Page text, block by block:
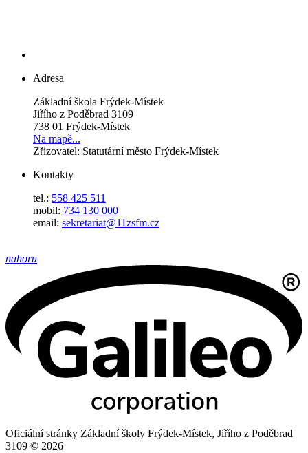
Adresa
Základní škola Frýdek-Místek
Jiřího z Poděbrad 3109
738 01 Frýdek-Místek
Na mapě...
Zřizovatel: Statutární město Frýdek-Místek
Kontakty
tel.: 558 425 511
mobil: 734 130 000
email: sekretariat@11zsfm.cz
nahoru
Oficiální stránky Základní školy Frýdek-Místek, Jiřího z Poděbrad
3109 © 2026